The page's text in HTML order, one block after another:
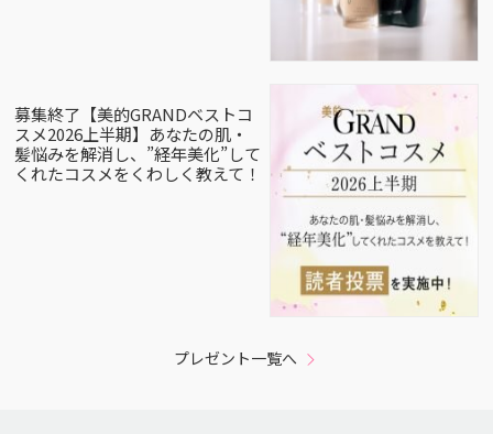
募集終了【美的GRANDベストコ
スメ2026上半期】あなたの肌・
髪悩みを解消し、”経年美化”して
くれたコスメをくわしく教えて！
プレゼント一覧へ